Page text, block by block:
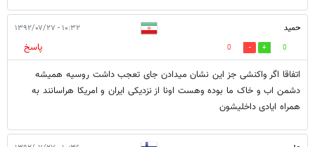
حمید ۱۰:۳۲ - ۱۳۹۲/۰۷/۲۷
0
0
پاسخ
اتفاقا اگر واکنشی جز این نشان میدادن جای تعجب داشت روسیه همیشه
دشمن اب و خاک ما بوده وهست اونا از نزدیکی ایران و امریکا هراسانند به
همراه ایادی داخلیشون